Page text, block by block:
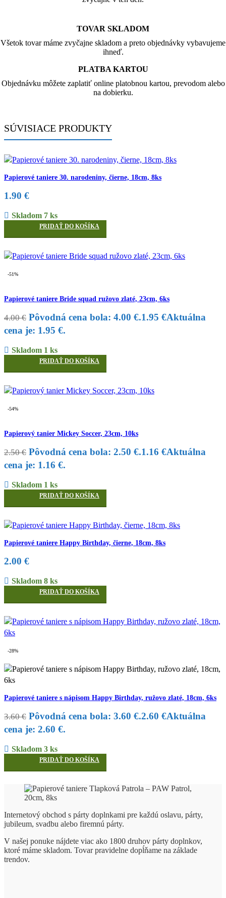
TOVAR SKLADOM
Všetok tovar máme zvyčajne skladom a preto objednávky vybavujeme
ihneď.
PLATBA KARTOU
Objednávku môžete zaplatiť online platobnou kartou, prevodom alebo
na dobierku.
SÚVISIACE PRODUKTY
Papierové taniere 30. narodeniny, čierne, 18cm, 8ks
1.90 €
Skladom 7 ks
PRIDAŤ DO KOŠÍKA
-51%
Papierové taniere Bride squad ružovo zlaté, 23cm, 6ks
4.00€ Pôvodná cena bola: 4.00 €.1.95 €Aktuálna
cena je: 1.95 €.
Skladom 1 ks
PRIDAŤ DO KOŠÍKA
-54%
Papierový tanier Mickey Soccer, 23cm, 10ks
2.50€ Pôvodná cena bola: 2.50 €.1.16 €Aktuálna
cena je: 1.16 €.
Skladom 1 ks
PRIDAŤ DO KOŠÍKA
Papierové taniere Happy Birthday, čierne, 18cm, 8ks
2.00 €
Skladom 8 ks
PRIDAŤ DO KOŠÍKA
-28%
Papierové taniere s nápisom Happy Birthday, ružovo zlaté, 18cm, 6ks
3.60€ Pôvodná cena bola: 3.60 €.2.60 €Aktuálna
cena je: 2.60 €.
Skladom 3 ks
PRIDAŤ DO KOŠÍKA
Internetový obchod s párty doplnkami pre každú oslavu, párty,
jubileum, svadbu alebo firemnú párty.
V našej ponuke nájdete viac ako 1800 druhov párty doplnkov,
ktoré máme skladom. Tovar pravidelne dopĺňame na základe
trendov.